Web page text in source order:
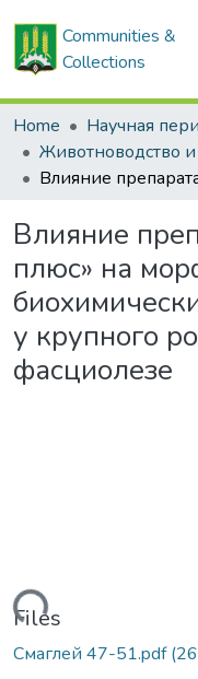
Communities &
Collections
Home
Влияние
плюс» на
у крупного
фасциолезе
Files
Смаглей 47-51.pdf